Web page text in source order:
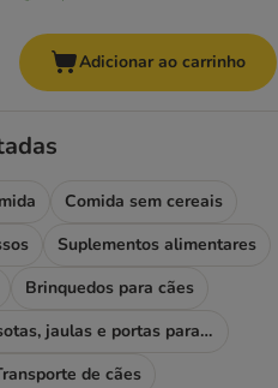
Adicionar ao carrinho
Comida sem cereais
Suplementos alimentares
Brinquedos para cães
Casotas, jaulas e portas para cães
de cães